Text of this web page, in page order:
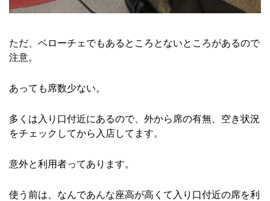
ただ、ベローチェでもあるところとないところがあるので
注意。
あっても席数少ない。
多くは入り口付近にあるので、外から席の有無、空き状況
をチェックしてから入店してます。
意外と利用者ってあります。
使う前は、なんであんな座高が高くて入り口付近の席を利